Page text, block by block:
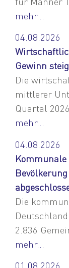
mehr...
04.08.2026
Gewinn
Die
mittlerer
Quartal
mehr...
04.08.2026
Die
2.836
mehr...
01.08.2026